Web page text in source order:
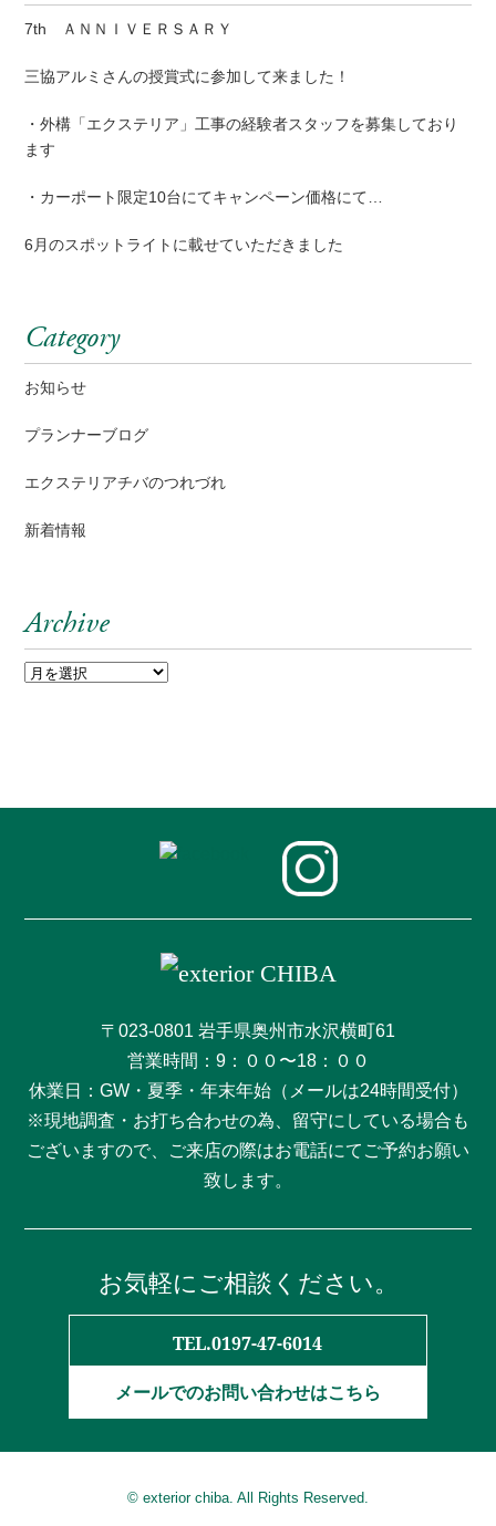
7th ＡＮＮＩＶＥＲＳＡＲＹ
三協アルミさんの授賞式に参加して来ました！
・外構「エクステリア」工事の経験者スタッフを募集しており
ます
・カーポート限定10台にてキャンペーン価格にて…
6月のスポットライトに載せていただきました
Category
お知らせ
プランナーブログ
エクステリアチバのつれづれ
新着情報
Archive
〒023-0801 岩手県奥州市水沢横町61
営業時間：9：００〜18：００
休業日：GW・夏季・年末年始（メールは24時間受付）
※現地調査・お打ち合わせの為、留守にしている場合も
ございますので、ご来店の際はお電話にてご予約お願い
致します。
お気軽にご相談ください。
TEL.0197-47-6014
メールでのお問い合わせはこちら
© exterior chiba. All Rights Reserved.